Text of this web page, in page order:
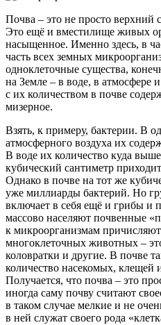
Почва – это не просто верхний
Это ещё и вместилище живых
насыщенное. Именно здесь, в
часть всех земных
одноклеточные существа,
на Земле – в воде, в атмосфере
с их количеством в почве
мизерное.
Взять, к примеру, бактерии. В
атмосферного воздуха их
В воде их количество куда
кубический сантиметр
Однако в почве на тот же
уже миллиарды бактерий. Но
включает в себя ещё и грибы и
массово населяют почвенные
к микроорганизмам
многоклеточных животных –
коловратки и другие. В почве
количество насекомых, клещей
Получается, что почва – это
иногда саму почву считают
в таком случае мелкие и не
в ней служат своего рода